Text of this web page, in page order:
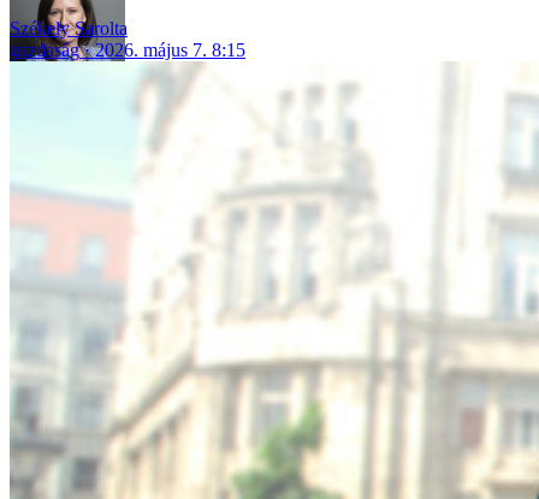
Székely Sarolta
gazdaság
2026. május 7. 8:15